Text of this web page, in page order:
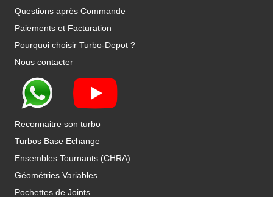
Questions après Commande
Paiements et Facturation
Pourquoi choisir Turbo-Depot ?
Nous contacter
Reconnaitre son turbo
Turbos Base Echange
Ensembles Tournants (CHRA)
Géométries Variables
Pochettes de Joints